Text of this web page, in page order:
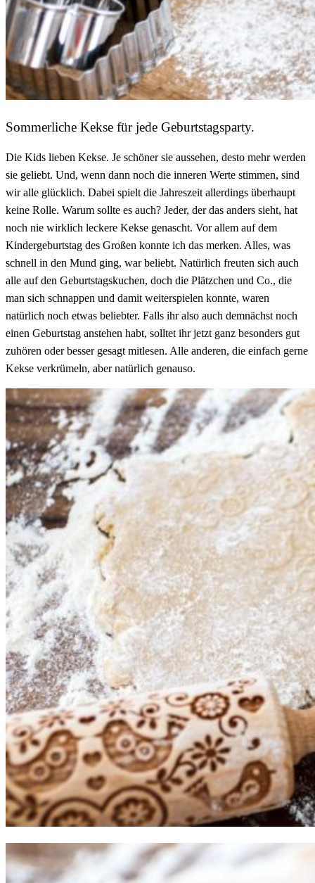
Sommerliche Kekse für jede Geburtstagsparty.
Die Kids lieben Kekse. Je schöner sie aussehen, desto mehr werden
sie geliebt. Und, wenn dann noch die inneren Werte stimmen, sind
wir alle glücklich. Dabei spielt die Jahreszeit allerdings überhaupt
keine Rolle. Warum sollte es auch? Jeder, der das anders sieht, hat
noch nie wirklich leckere Kekse genascht. Vor allem auf dem
Kindergeburtstag des Großen konnte ich das merken. Alles, was
schnell in den Mund ging, war beliebt. Natürlich freuten sich auch
alle auf den Geburtstagskuchen, doch die Plätzchen und Co., die
man sich schnappen und damit weiterspielen konnte, waren
natürlich noch etwas beliebter. Falls ihr also auch demnächst noch
einen Geburtstag anstehen habt, solltet ihr jetzt ganz besonders gut
zuhören oder besser gesagt mitlesen. Alle anderen, die einfach gerne
Kekse verkrümeln, aber natürlich genauso.